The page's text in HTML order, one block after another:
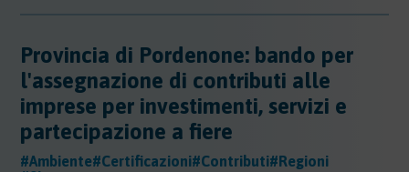
Normative
Normative
Notizie
Notizie
Regioni
Provincia di Pordenone: bando per
l'assegnazione di contributi alle
imprese per investimenti, servizi e
partecipazione a fiere
#Ambiente#Certificazioni#Contributi#Regioni